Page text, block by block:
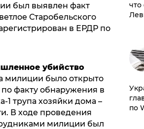
был выявлен факт
Старобельского
в ЕРДР по
убийство
милиции было открыто
по факту обнаружения в
1 трупа хозяйки дома –
В ходе проведения
милиции был
что
по